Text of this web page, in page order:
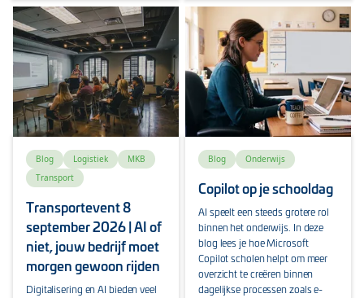
Blog Logistiek
MKB
Transport
Transportevent 8
september 2026 | AI of
niet, jouw bedrijf moet
morgen gewoon rijden
Digitalisering en AI bieden veel
Blog Onderwijs
Copilot op je schooldag
AI speelt een steeds grotere rol
binnen het onderwijs. In deze
blog lees je hoe Microsoft
Copilot scholen helpt om meer
overzicht te creëren binnen
dagelijkse processen zoals e-